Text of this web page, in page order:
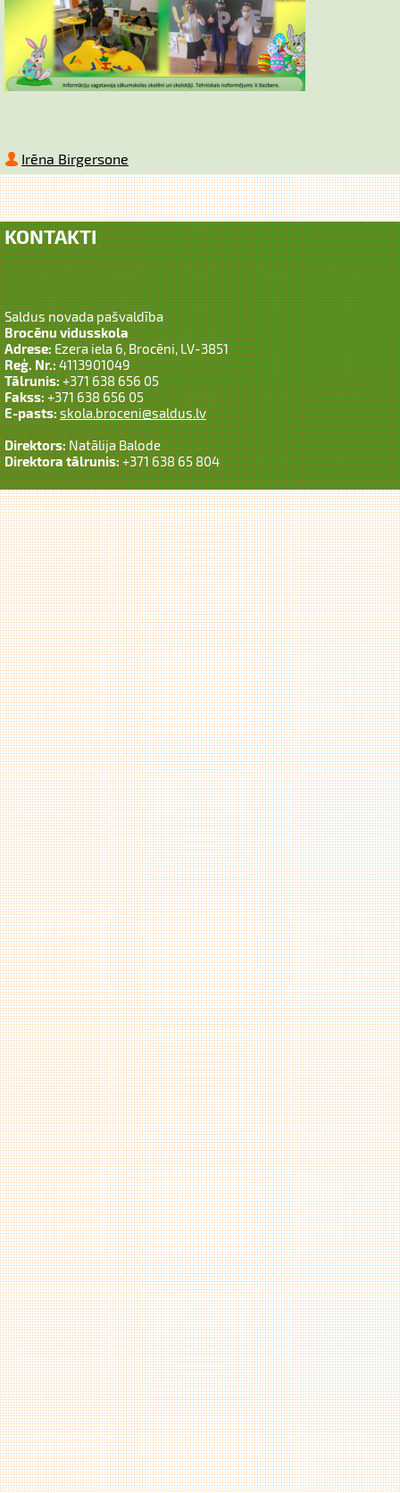
Irēna Birgersone
KONTAKTI
Saldus novada pašvaldība
Brocēnu vidusskola
Adrese:Ezera iela 6, Brocēni, LV-3851
Reģ. Nr.:4113901049
Tālrunis:+371 638 656 05
Fakss:+371 638 656 05
E-pasts:skola.broceni@saldus.lv
Direktors:Natālija Balode
Direktora tālrunis:+371 638 65 804